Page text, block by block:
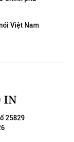
Việt Nam
IN
25829